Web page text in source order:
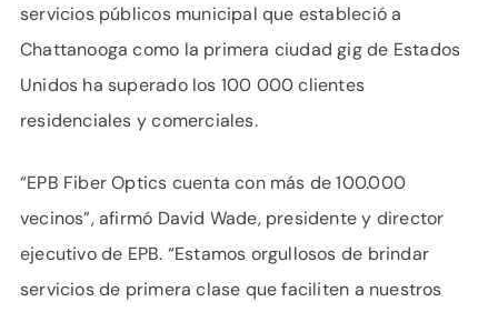
servicios públicos municipal que estableció a
Chattanooga como la primera ciudad gig de Estados
Unidos ha superado los 100 000 clientes
residenciales y comerciales.
“EPB Fiber Optics cuenta con más de 100.000
vecinos”, afirmó David Wade, presidente y director
ejecutivo de EPB. “Estamos orgullosos de brindar
servicios de primera clase que faciliten a nuestros